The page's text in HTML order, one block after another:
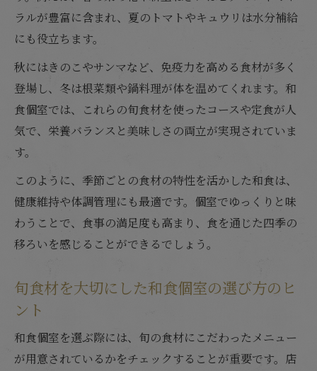
ラルが豊富に含まれ、夏のトマトやキュウリは水分補給
にも役立ちます。
秋にはきのこやサンマなど、免疫力を高める食材が多く
登場し、冬は根菜類や鍋料理が体を温めてくれます。和
食個室では、これらの旬食材を使ったコースや定食が人
気で、栄養バランスと美味しさの両立が実現されていま
す。
このように、季節ごとの食材の特性を活かした和食は、
健康維持や体調管理にも最適です。個室でゆっくりと味
わうことで、食事の満足度も高まり、食を通じた四季の
移ろいを感じることができるでしょう。
旬食材を大切にした和食個室の選び方のヒ
ント
和食個室を選ぶ際には、旬の食材にこだわったメニュー
が用意されているかをチェックすることが重要です。店